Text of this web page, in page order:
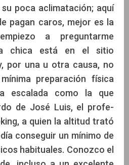
poca aclimatación; aquí
pagan caros, mejor es la
a preguntarme
chica está en el sitio
por una u otra causa, no
preparación física
escalada como la que
de José Luis, el profe-
a quien la altitud trató
conseguir un mínimo de
habituales. Conozco el